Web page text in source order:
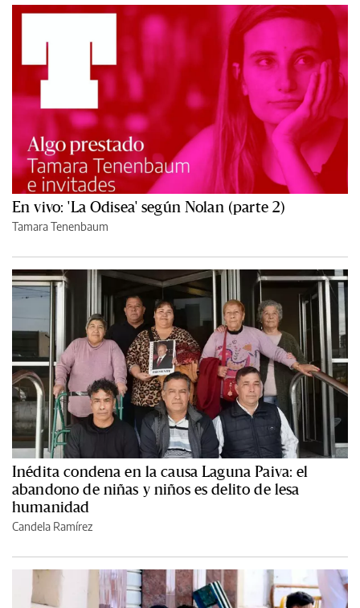
En vivo: 'La Odisea' según Nolan (parte 2)
Tamara Tenenbaum
Inédita condena en la causa Laguna Paiva: el
abandono de niñas y niños es delito de lesa
humanidad
Candela Ramírez